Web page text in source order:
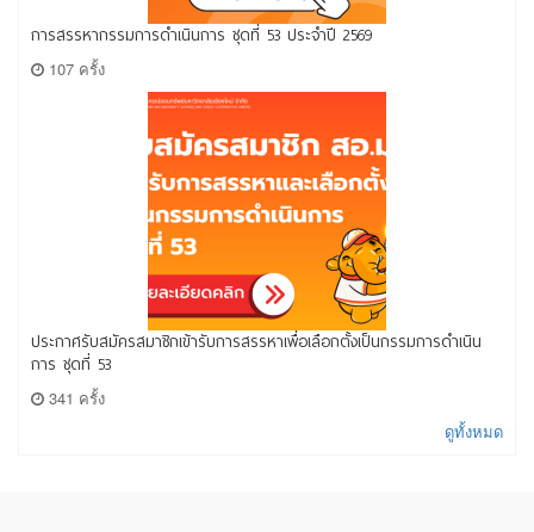
การสรรหากรรมการดำเนินการ ชุดที่ 53 ประจำปี 2569
107 ครั้ง
ประกาศรับสมัครสมาชิกเข้ารับการสรรหาเพื่อเลือกตั้งเป็นกรรมการดำเนิน
การ ชุดที่ 53
341 ครั้ง
ดูทั้งหมด